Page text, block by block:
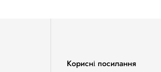
Корисні посилання